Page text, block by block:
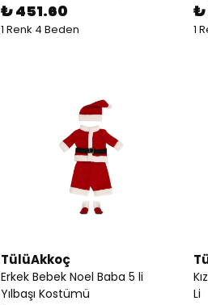
₺ 451.60
1 Renk 4 Beden
₺
1
TülüAkkoç
Erkek Bebek Noel Baba 5 li
Yılbaşı Kostümü
Li